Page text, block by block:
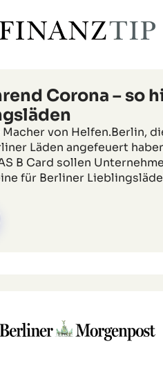
Corona – so
von Helfen.Berlin,
Läden angefeuert
B Card sollen
für Berliner